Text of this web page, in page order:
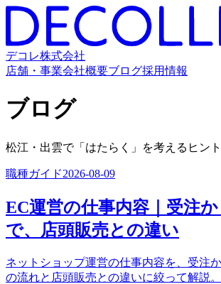
デコレ株式会社
店舗・事業会社概要ブログ採用情報
ブログ
松江・出雲で「はたらく」を考えるヒン
職種ガイド2026-08-09
EC運営の仕事内容｜受注か
で、店頭販売との違い
ネットショップ運営の仕事内容を、受注
の流れと店頭販売との違いに絞って解説